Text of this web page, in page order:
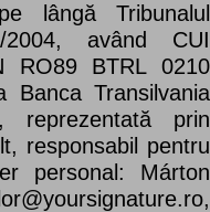
lângă Tribunalul
având CUI
RO89 BTRL 0210
Banca Transilvania
reprezentată prin
responsabil pentru
personal: Márton